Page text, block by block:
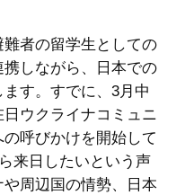
者の留学生としての
しながら、日本での
す。すでに、3月中
ウクライナコミュニ
呼びかけを開始して
来日したいという声
周辺国の情勢、日本